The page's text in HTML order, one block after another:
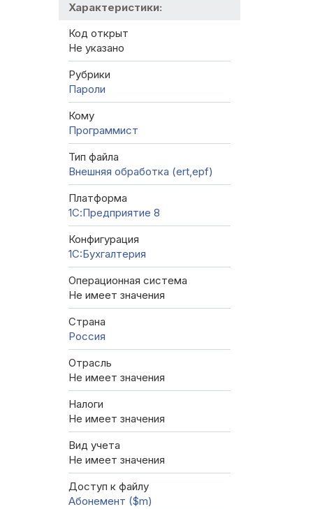
Характеристики:
Код открыт
Не указано
Рубрики
Пароли
Кому
Программист
Тип файла
Внешняя обработка (ert,epf)
Платформа
1С:Предприятие 8
Конфигурация
1C:Бухгалтерия
Операционная система
Не имеет значения
Страна
Россия
Отрасль
Не имеет значения
Налоги
Не имеет значения
Вид учета
Не имеет значения
Доступ к файлу
Абонемент ($m)